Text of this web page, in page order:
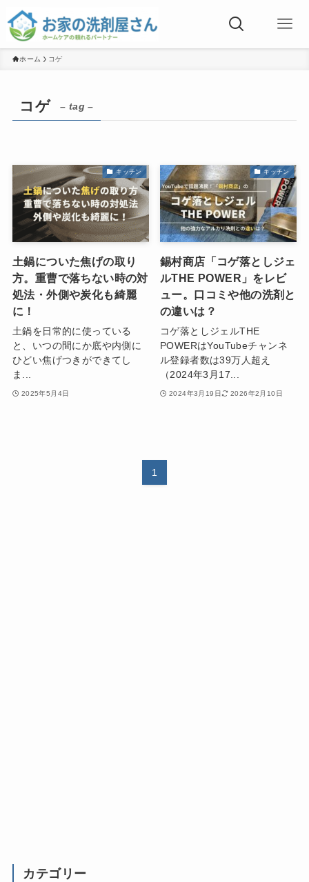
ホーム コゲ
コゲ – tag –
キッチン
土鍋についた焦げの取り
方。重曹で落ちない時の対
処法・外側や炭化も綺麗
に！
土鍋を日常的に使っている
と、いつの間にか底や内側に
ひどい焦げつきができてし
ま...
2025年5月4日
キッチン
錫村商店「コゲ落としジェ
ルTHE POWER」をレビ
ュー。口コミや他の洗剤と
の違いは？
コゲ落としジェルTHE
POWERはYouTubeチャンネ
ル登録者数は39万人超え
（2024年3月17...
2024年3月19日 2026年2月10日
1
カテゴリー